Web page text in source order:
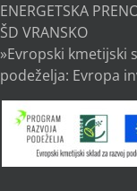
ENERGETSKA
ŠD VRANSKO
»Evropski kmetijski
podeželja: Evropa